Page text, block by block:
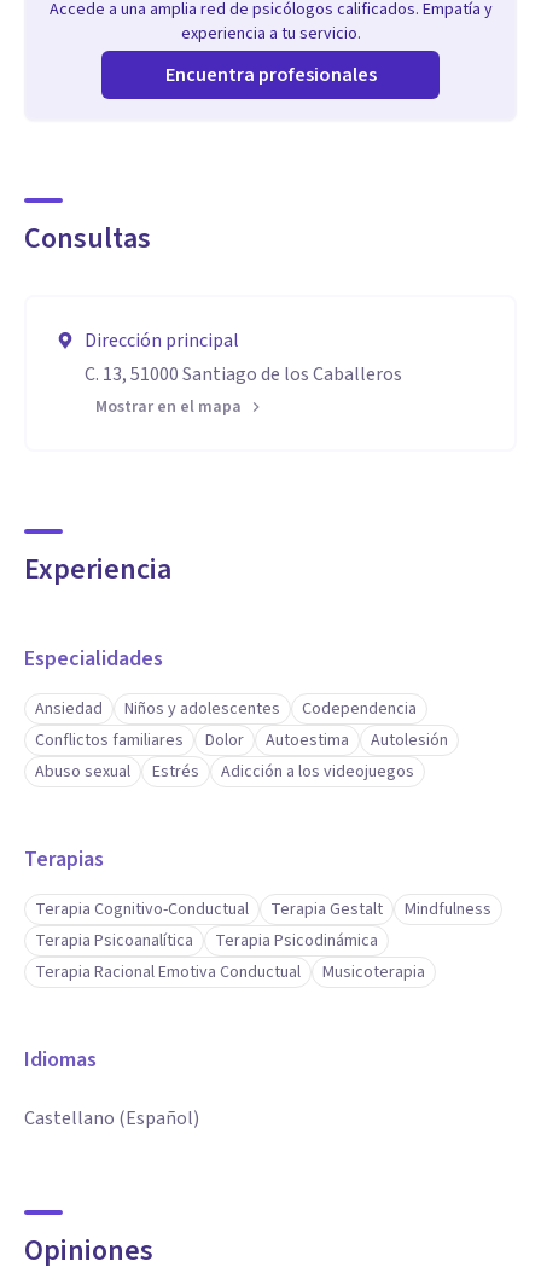
Accede a una amplia red de psicólogos calificados. Empatía y
experiencia a tu servicio.
Encuentra profesionales
Consultas
Dirección principal
C. 13, 51000 Santiago de los Caballeros
Mostrar en el mapa
Experiencia
Especialidades
Ansiedad Niños y adolescentes
Codependencia
Conflictos familiares
Dolor Autoestima
Autolesión
Abuso sexual
Estrés Adicción a los videojuegos
Terapias
Terapia Cognitivo-Conductual Terapia Gestalt
Mindfulness
Terapia Psicoanalítica
Terapia Psicodinámica
Terapia Racional Emotiva Conductual
Musicoterapia
Idiomas
Castellano (Español)
Opiniones